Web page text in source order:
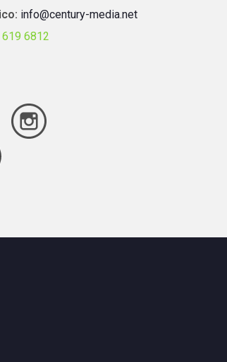
info@century-media.net
6812